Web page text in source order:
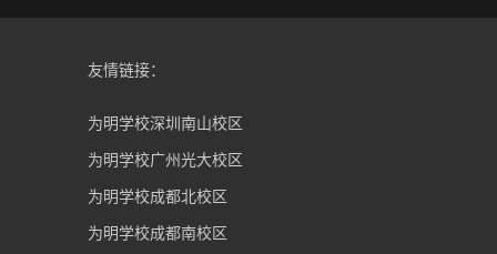
友情链接：
为明学校深圳南山校区
为明学校广州光大校区
为明学校成都北校区
为明学校成都南校区